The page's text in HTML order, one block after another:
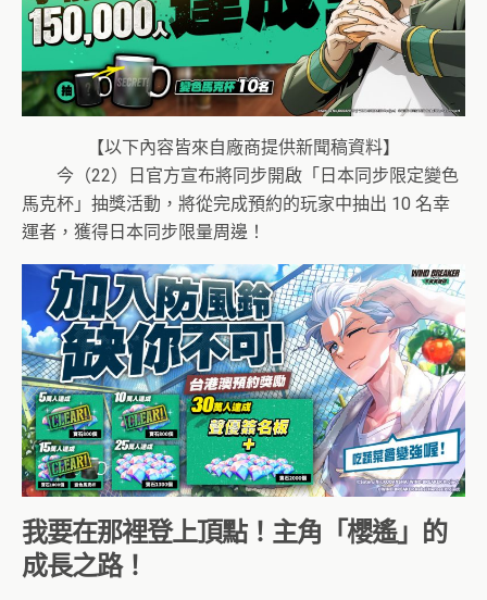
【以下內容皆來自廠商提供新聞稿資料】
今（22）日官方宣布將同步開啟「日本同步限定變色
馬克杯」抽獎活動，將從完成預約的玩家中抽出 10 名幸
運者，獲得日本同步限量周邊！
我要在那裡登上頂點！主角「櫻遙」的
成長之路！